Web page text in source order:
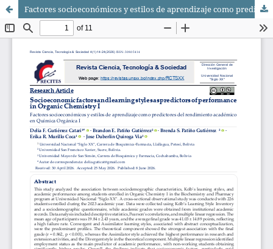
Factores socioeconómicos y estilos de aprendizaje como predictores del rendimiento académico en Química Orgánica I